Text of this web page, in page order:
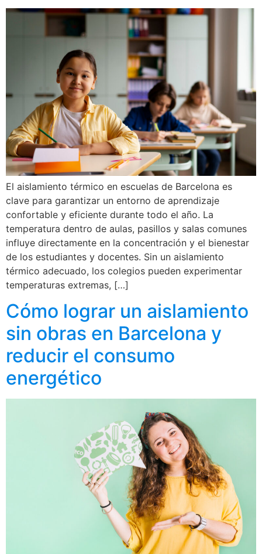
El aislamiento térmico en escuelas de Barcelona es
clave para garantizar un entorno de aprendizaje
confortable y eficiente durante todo el año. La
temperatura dentro de aulas, pasillos y salas comunes
influye directamente en la concentración y el bienestar
de los estudiantes y docentes. Sin un aislamiento
térmico adecuado, los colegios pueden experimentar
temperaturas extremas, […]
Cómo lograr un aislamiento
sin obras en Barcelona y
reducir el consumo
energético